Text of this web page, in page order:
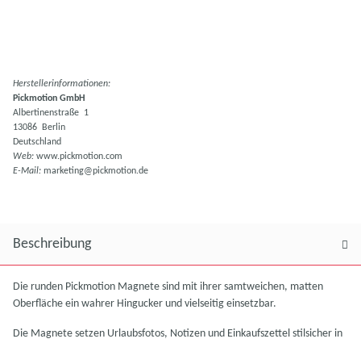
Herstellerinformationen:
Pickmotion GmbH
Albertinenstraße 1
13086 Berlin
Deutschland
Web: www.pickmotion.com
E-Mail: marketing@pickmotion.de
Beschreibung
Die runden Pickmotion Magnete sind mit ihrer samtweichen, matten
Oberfläche ein wahrer Hingucker und vielseitig einsetzbar.
Die Magnete setzen Urlaubsfotos, Notizen und Einkaufszettel stilsicher in